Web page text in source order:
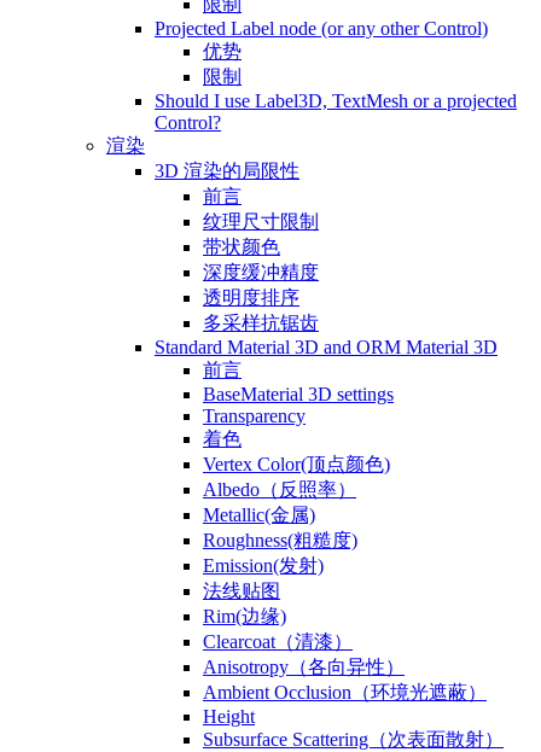
限制
Projected Label node (or any other Control)
优势
限制
Should I use Label3D, TextMesh or a projected
Control?
渲染
3D 渲染的局限性
前言
纹理尺寸限制
带状颜色
深度缓冲精度
透明度排序
多采样抗锯齿
Standard Material 3D and ORM Material 3D
前言
BaseMaterial 3D settings
Transparency
着色
Vertex Color(顶点颜色)
Albedo（反照率）
Metallic(金属)
Roughness(粗糙度)
Emission(发射)
法线贴图
Rim(边缘)
Clearcoat（清漆）
Anisotropy（各向异性）
Ambient Occlusion（环境光遮蔽）
Height
Subsurface Scattering（次表面散射）